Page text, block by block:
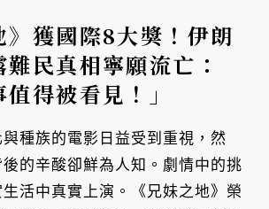
》獲國際8大獎！伊朗
民真相寧願流亡：
值得被看見！」
種族的電影日益受到重視，然
的辛酸卻鮮為人知。劇情中的挑
活中真實上演。《兄妹之地》榮